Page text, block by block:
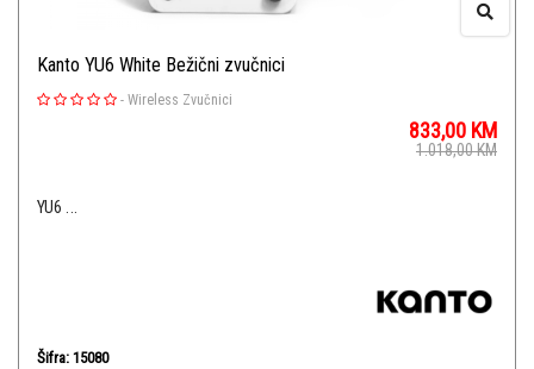
Kanto YU6 White Bežični zvučnici
- Wireless Zvučnici
833,00 KM
1.018,00KM
YU6 ...
Šifra: 15080